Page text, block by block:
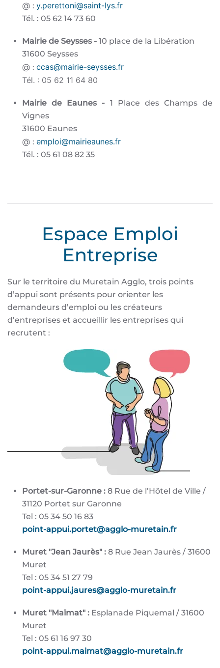
@ : y.perettoni@saint-lys.fr
Tél. : 05 62 14 73 60
Mairie de Seysses - 10 place de la Libération
31600 Seysses
@ : ccas@mairie-seysses.fr
Tél. : 05 62 11 64 80
Mairie de Eaunes - 1 Place des Champs de
Vignes
31600 Eaunes
@ : emploi@mairieaunes.fr
Tél. : 05 61 08 82 35
Espace Emploi
Entreprise
Sur le territoire du Muretain Agglo, trois points
d’appui sont présents pour orienter les
demandeurs d’emploi ou les créateurs
d’entreprises et accueillir les entreprises qui
recrutent :
Portet-sur-Garonne : 8 Rue de l’Hôtel de Ville /
31120 Portet sur Garonne
Tel : 05 34 50 16 83
point-appui.portet@agglo-muretain.fr
Muret "Jean Jaurès" : 8 Rue Jean Jaurès / 31600
Muret
Tel : 05 34 51 27 79
point-appui.jaures@agglo-muretain.fr
Muret "Maïmat" : Esplanade Piquemal / 31600
Muret
Tel : 05 61 16 97 30
point-appui.maimat@agglo-muretain.fr